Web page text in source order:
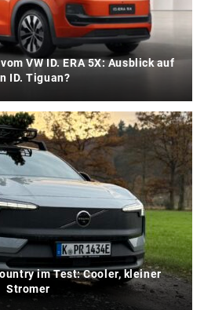
VW ID. ERA 5X: Ausblick auf
ID. Tiguan?
im Test: Cooler, kleiner
Stromer